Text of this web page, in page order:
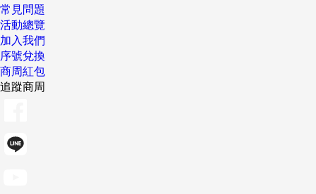
常見問題
活動總覽
加入我們
序號兌換
商周紅包
追蹤商周